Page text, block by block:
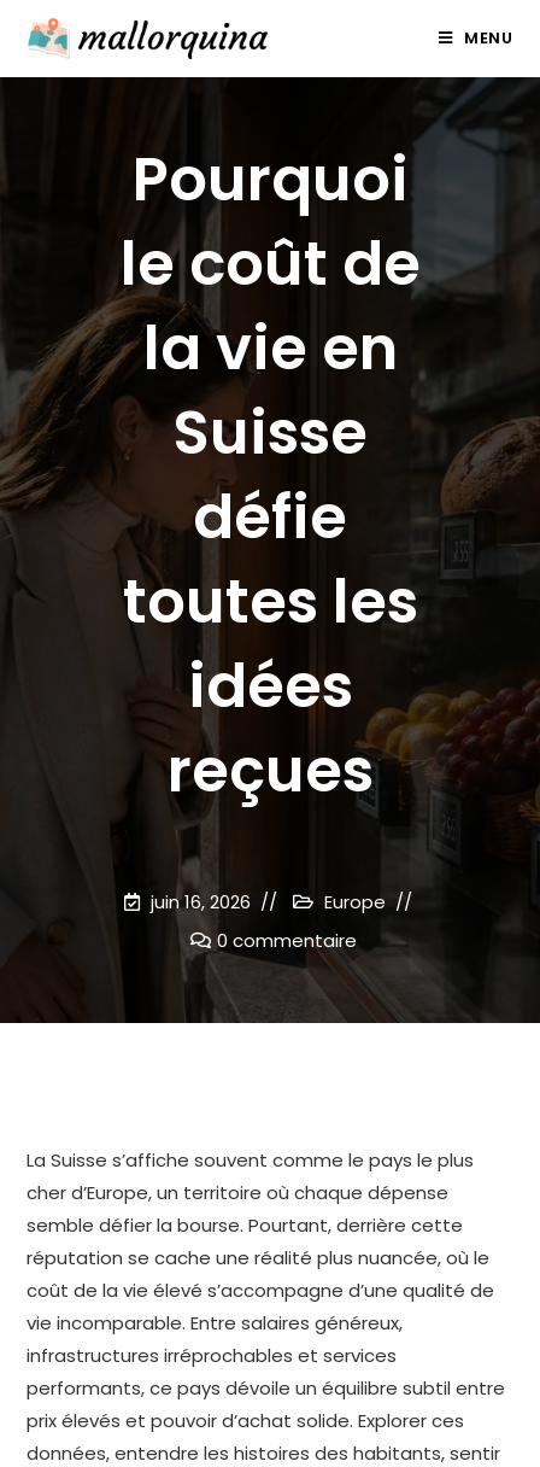
content
MENU
Pourquoi
le coût de
la vie en
Suisse
défie
toutes les
idées
reçues
juin 16, 2026
Europe
0 commentaire
La Suisse s’affiche souvent comme le pays le plus
cher d’Europe, un territoire où chaque dépense
semble défier la bourse. Pourtant, derrière cette
réputation se cache une réalité plus nuancée, où le
coût de la vie élevé s’accompagne d’une qualité de
vie incomparable. Entre salaires généreux,
infrastructures irréprochables et services
performants, ce pays dévoile un équilibre subtil entre
prix élevés et pouvoir d’achat solide. Explorer ces
données, entendre les histoires des habitants, sentir